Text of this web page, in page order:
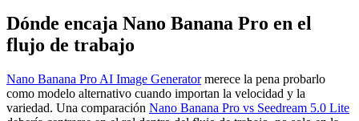
Dónde encaja Nano Banana Pro en el
flujo de trabajo
Nano Banana Pro AI Image Generatormerece la pena probarlo
como modelo alternativo cuando importan la velocidad y la
variedad. Una comparación Nano Banana Pro vs Seedream 5.0 Lite